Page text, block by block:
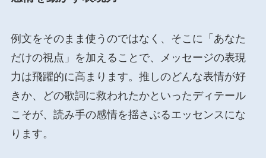
例文をそのまま使うのではなく、そこに「あなた
だけの視点」を加えることで、メッセージの表現
力は飛躍的に高まります。推しのどんな表情が好
きか、どの歌詞に救われたかといったディテール
こそが、読み手の感情を揺さぶるエッセンスにな
ります。